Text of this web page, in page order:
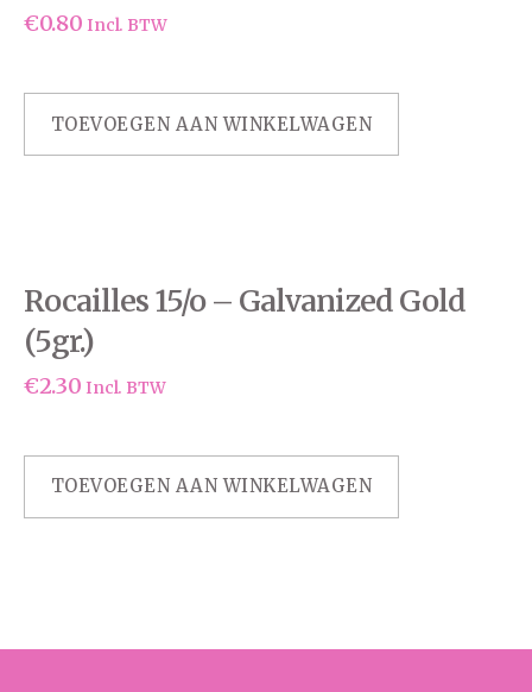
€0.80 Incl. BTW
TOEVOEGEN AAN WINKELWAGEN
Rocailles 15/o – Galvanized Gold
(5gr.)
€2.30 Incl. BTW
TOEVOEGEN AAN WINKELWAGEN